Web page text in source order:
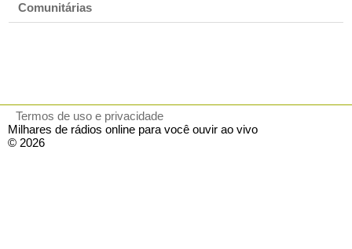
Comunitárias
Termos de uso e privacidade
Milhares de rádios online para você ouvir ao vivo
© 2026